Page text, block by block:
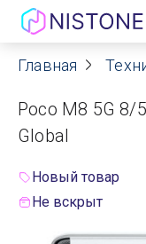
Акции
О нас
Договор
Главная
Poco M8 5G 8/
Global
Новый товар
Не вскрыт